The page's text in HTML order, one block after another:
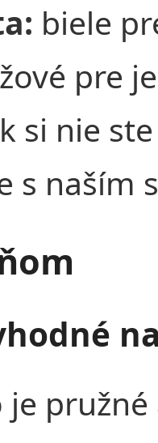
biele
pre
si nie
s naším
je